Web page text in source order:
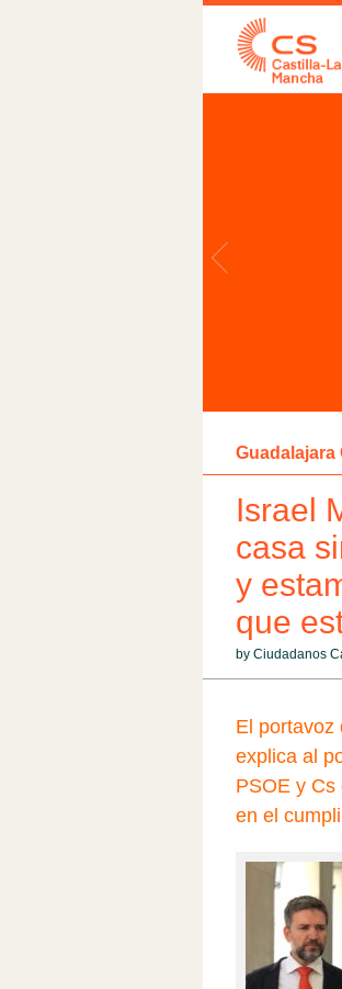
Guadalajara
Israel
casa
y
que
by Ciudadanos
El portavoz
explica al
PSOE y
en el